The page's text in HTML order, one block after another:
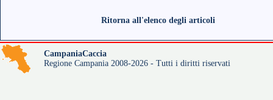
Ritorna all'elenco degli articoli
CampaniaCaccia
Regione Campania 2008-2026 - Tutti i diritti riservati